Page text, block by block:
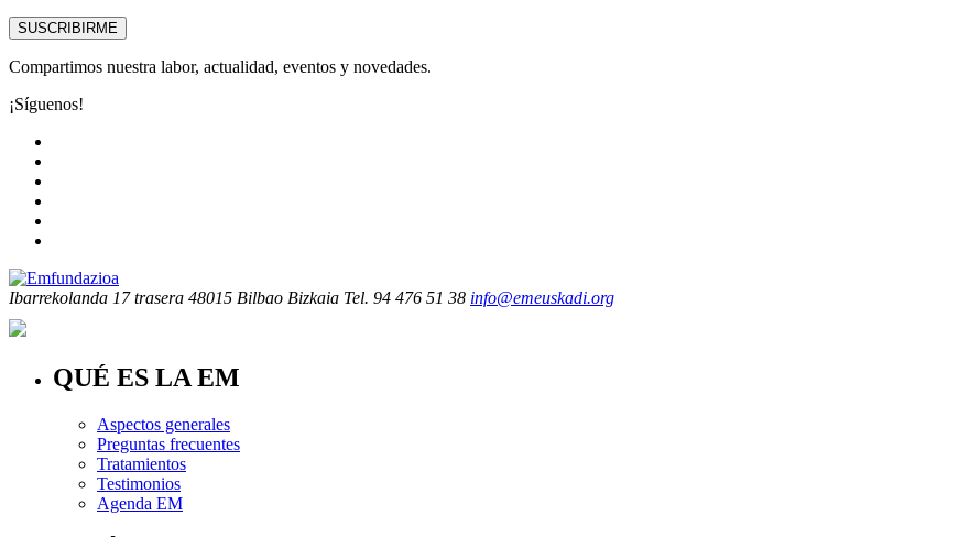
SUSCRIBIRME
Compartimos nuestra labor, actualidad, eventos y novedades.
¡Síguenos!
Ibarrekolanda 17 trasera 48015 Bilbao Bizkaia Tel. 94 476 51 38 info@emeuskadi.org
QUÉ ES LA EM
Aspectos generales
Preguntas frecuentes
Tratamientos
Testimonios
Agenda EM